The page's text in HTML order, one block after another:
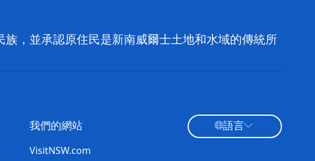
，並承認原住民是新南威爾士土地和水域的傳統所
我們的網站
VisitNSW.com
語言